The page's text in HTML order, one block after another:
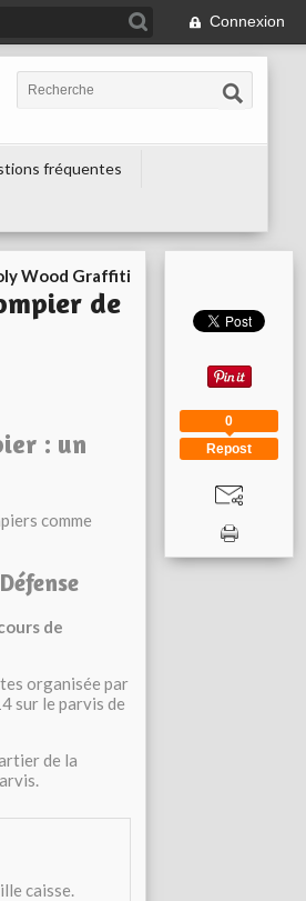
Connexion
fréquentes
Wood Graffiti
de
: un
comme
de
organisée par
sur le parvis de
de la
caisse.
Repost
0